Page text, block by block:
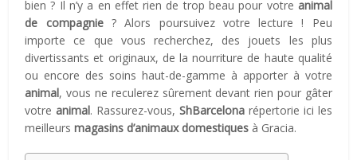
bien ? Il n’y a en effet rien de trop beau pour votre animal
de compagnie? Alors poursuivez votre lecture ! Peu
importe ce que vous recherchez, des jouets les plus
divertissants et originaux, de la nourriture de haute qualité
ou encore des soins haut-de-gamme à apporter à votre
animal, vous ne reculerez sûrement devant rien pour gâter
votre animal. Rassurez-vous,ShBarcelona répertorie ici les
meilleursmagasins d’animaux domestiques à Gracia.